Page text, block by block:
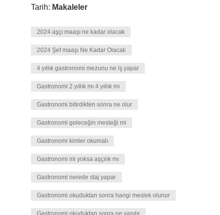
Tarih: Makaleler
2024 aşçı maaşı ne kadar olacak
2024 Şef maaşı Ne Kadar Olacak
4 yıllık gastronomi mezunu ne iş yapar
Gastronomi 2 yıllık mı 4 yıllık mı
Gastronomi bitirdikten sonra ne olur
Gastronomi geleceğin mesleği mi
Gastronomi kimler okumalı
Gastronomi mi yoksa aşçılık mı
Gastronomi nerede staj yapar
Gastronomi okuduktan sonra hangi meslek olunur
Gastronomi okuduktan sonra ne yapılır